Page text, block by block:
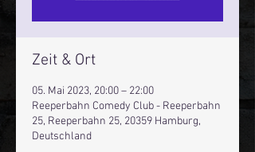
Zeit & Ort
05. Mai 2023, 20:00 – 22:00
Reeperbahn Comedy Club - Reeperbahn
25, Reeperbahn 25, 20359 Hamburg,
Deutschland